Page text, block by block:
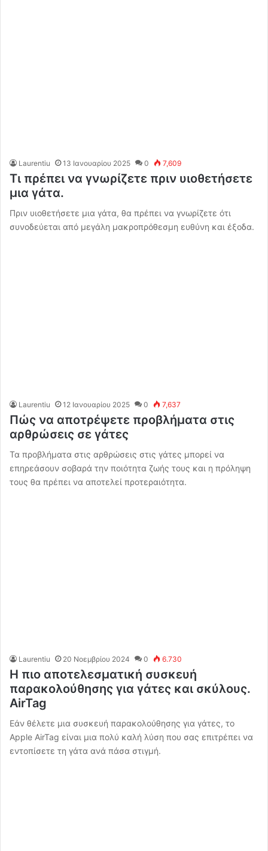
Laurentiu 13 Ιανουαρίου 2025 0 7,609
Τι πρέπει να γνωρίζετε πριν υιοθετήσετε
μια γάτα.
Πριν υιοθετήσετε μια γάτα, θα πρέπει να γνωρίζετε ότι
συνοδεύεται από μεγάλη μακροπρόθεσμη ευθύνη και έξοδα.
Laurentiu 12 Ιανουαρίου 2025 0 7,637
Πώς να αποτρέψετε προβλήματα στις
αρθρώσεις σε γάτες
Τα προβλήματα στις αρθρώσεις στις γάτες μπορεί να
επηρεάσουν σοβαρά την ποιότητα ζωής τους και η πρόληψη
τους θα πρέπει να αποτελεί προτεραιότητα.
Laurentiu 20 Νοεμβρίου 2024 0 6.730
Η πιο αποτελεσματική συσκευή
παρακολούθησης για γάτες και σκύλους.
AirTag
Εάν θέλετε μια συσκευή παρακολούθησης για γάτες, το
Apple AirTag είναι μια πολύ καλή λύση που σας επιτρέπει να
εντοπίσετε τη γάτα ανά πάσα στιγμή.